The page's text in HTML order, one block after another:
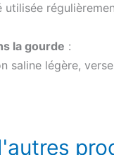
utilisée
la gourde :
saline légère,